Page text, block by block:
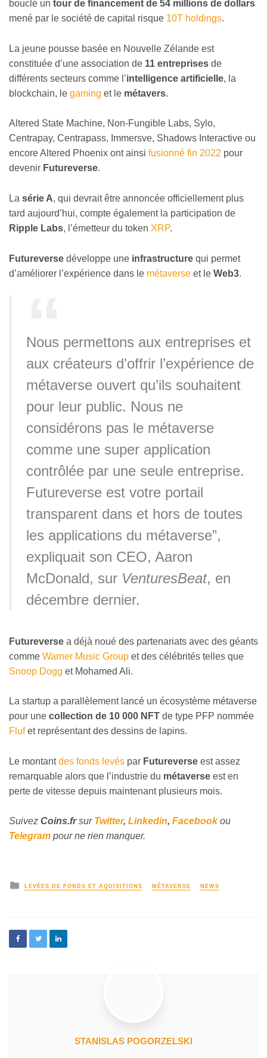
bouclé un tour de financement de 54 millions de dollars
mené par le société de capital risque 10T holdings.
La jeune pousse basée en Nouvelle Zélande est
constituée d’une association de 11 entreprises de
différents secteurs comme l’intelligence artificielle, la
blockchain, le gaming et le métavers.
Altered State Machine, Non-Fungible Labs, Sylo,
Centrapay, Centrapass, Immersve, Shadows Interactive ou
encore Altered Phoenix ont ainsi fusionné fin 2022 pour
devenir Futureverse.
La série A, qui devrait être annoncée officiellement plus
tard aujourd’hui, compte également la participation de
Ripple Labs, l’émetteur du token XRP.
Futureverse développe une infrastructure qui permet
d’améliorer l’expérience dans le métaverse et le Web3.
Nous permettons aux entreprises et
aux créateurs d’offrir l’expérience de
métaverse ouvert qu’ils souhaitent
pour leur public. Nous ne
considérons pas le métaverse
comme une super application
contrôlée par une seule entreprise.
Futureverse est votre portail
transparent dans et hors de toutes
les applications du métaverse”,
expliquait son CEO, Aaron
McDonald, sur VenturesBeat, en
décembre dernier.
Futureverse a déjà noué des partenariats avec des géants
comme Warner Music Group et des célébrités telles que
Snoop Dogg et Mohamed Ali.
La startup a parallèlement lancé un écosystème métaverse
pour une collection de 10 000 NFT de type PFP nommée
Flufet représentant des dessins de lapins.
Le montantdes fonds levés par Futureverse est assez
remarquable alors que l’industrie du métaverse est en
perte de vitesse depuis maintenant plusieurs mois.
Suivez Coins.frsur Twitter, Linkedin, Facebookou
Telegram pour ne rien manquer.
LEVÉES DE FONDS ET AQUISITIONS MÉTAVERSE NEWS
STANISLAS POGORZELSKI